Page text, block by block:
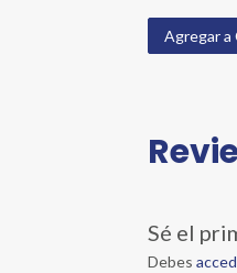
Agregar a
Sé el
Debes